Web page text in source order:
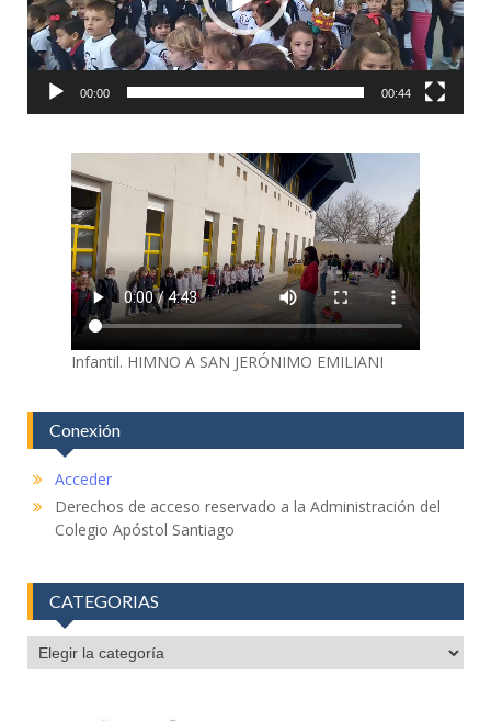
00:00 00:44
Infantil. HIMNO A SAN JERÓNIMO EMILIANI
Conexión
Acceder
Derechos de acceso reservado a la Administración del
Colegio Apóstol Santiago
CATEGORIAS
CATEGORIAS